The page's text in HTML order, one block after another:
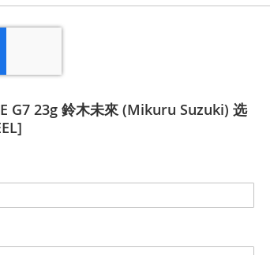
G7 23g 鈴木未來 (Mikuru Suzuki) 选